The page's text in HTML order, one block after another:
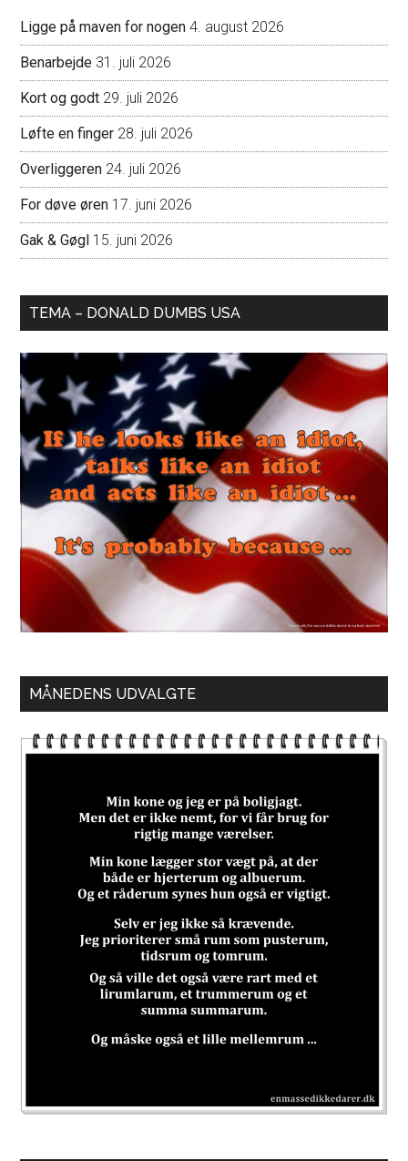
Ligge på maven for nogen 4. august 2026
Benarbejde 31. juli 2026
Kort og godt 29. juli 2026
Løfte en finger 28. juli 2026
Overliggeren 24. juli 2026
For døve øren 17. juni 2026
Gak & Gøgl 15. juni 2026
TEMA – DONALD DUMBS USA
MÅNEDENS UDVALGTE